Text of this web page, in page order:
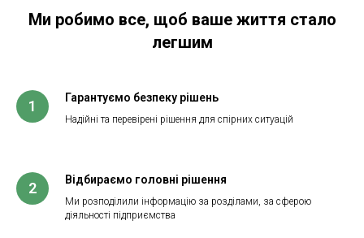
Ми робимо все, щоб ваше життя стало
легшим
1 Гарантуємо безпеку рішень
Надійні та перевірені рішення для спірних ситуацій
2 Відбираємо головні рішення
Ми розподілили інформацію за розділами, за сферою
діяльності підприємства